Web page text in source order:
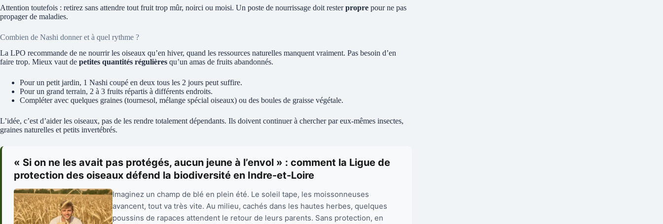
Attention toutefois : retirez sans attendre tout fruit trop mûr, noirci ou moisi. Un poste de nourrissage doit resterpropre pour ne pas
propager de maladies.
Combien de Nashi donner et à quel rythme ?
La LPO recommande de ne nourrir les oiseaux qu’en hiver, quand les ressources naturelles manquent vraiment. Pas besoin d’en
faire trop. Mieux vaut de petites quantités régulières qu’un amas de fruits abandonnés.
Pour un petit jardin, 1 Nashi coupé en deux tous les 2 jours peut suffire.
Pour un grand terrain, 2 à 3 fruits répartis à différents endroits.
Compléter avec quelques graines (tournesol, mélange spécial oiseaux) ou des boules de graisse végétale.
L’idée, c’est d’aider les oiseaux, pas de les rendre totalement dépendants. Ils doivent continuer à chercher par eux-mêmes insectes,
graines naturelles et petits invertébrés.
« Si on ne les avait pas protégés, aucun jeune à l’envol » : comment la Ligue de
protection des oiseaux défend la biodiversité en Indre-et-Loire
Imaginez un champ de blé en plein été. Le soleil tape, les moissonneuses
avancent, tout va très vite. Au milieu, cachés dans les hautes herbes, quelques
poussins de rapaces attendent le retour de leurs parents. Sans protection, en